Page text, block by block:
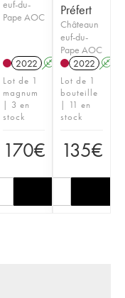
euf-du-
Pape AOC
2022 A
Lot de 1
magnum
| 3 en
stock
170€
Préfert
Châteaun
euf-du-
Pape AOC
2022 A
Lot de 1
bouteille
| 11 en
stock
135€